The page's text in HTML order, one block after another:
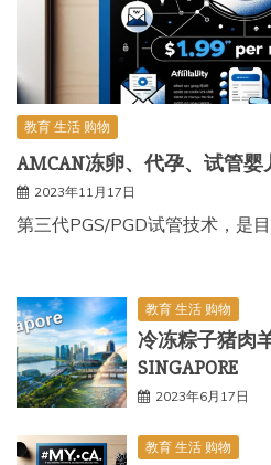
教育 生活 购物
AMCAN冻卵、代孕、试管婴
2023年11月17日
第三代PGS/PGD试管技术，是
教育 生活 购物
冷冻粽子猪肉
SINGAPORE
2023年6月17日
教育 生活 购物